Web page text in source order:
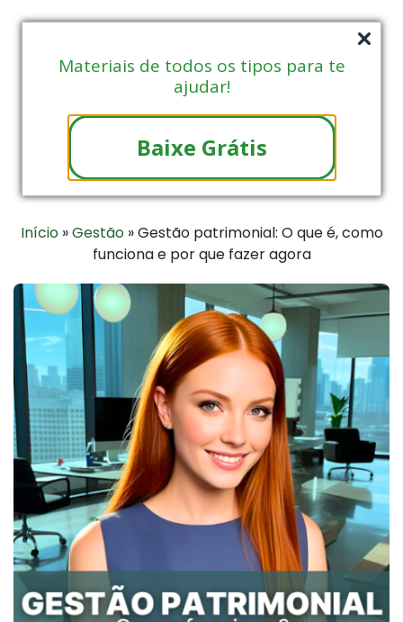
Materiais de todos os tipos para te
ajudar!
Baixe Grátis
Início»Gestão»Gestão patrimonial: O que é, como
funciona e por que fazer agora